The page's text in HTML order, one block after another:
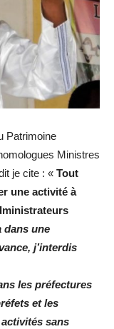
Patrimoine
Ministres
je cite : « Tout
une activité à
dans une
j’interdis
les préfectures
et les
sans